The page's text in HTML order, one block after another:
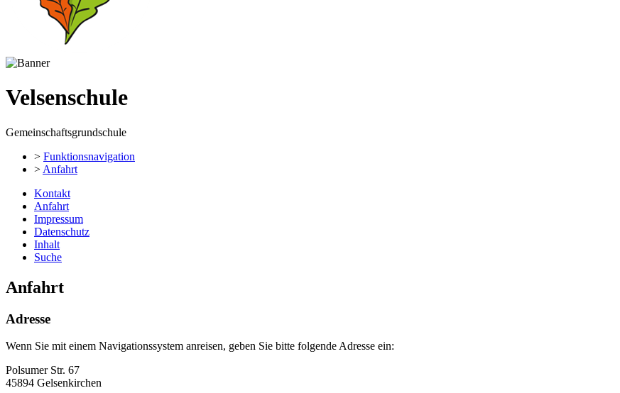
Velsenschule
Gemeinschaftsgrundschule
> Funktionsnavigation
> Anfahrt
Kontakt
Anfahrt
Impressum
Datenschutz
Inhalt
Suche
Anfahrt
Adresse
Wenn Sie mit einem Navigationssystem anreisen, geben Sie bitte folgende Adresse ein:
Polsumer Str. 67
45894 Gelsenkirchen